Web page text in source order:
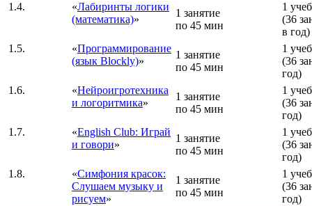
1.4.
«Лабиринты логики
(математика)»
1 занятие
по 45 мин
1
(36
в год)
1.5.
«Программирование
(язык Blockly)»
1 занятие
по 45 мин
1
(36
год)
1.6.
«Нейроигротехника
и логоритмика»
1 занятие
по 45 мин
1
(36
год)
1.7.
«English Club: Играй
и говори»
1 занятие
по 45 мин
1
(36
год)
1.8.
«Симфония красок:
Слушаем музыку и
рисуем»
1 занятие
по 45 мин
1
(36
год)